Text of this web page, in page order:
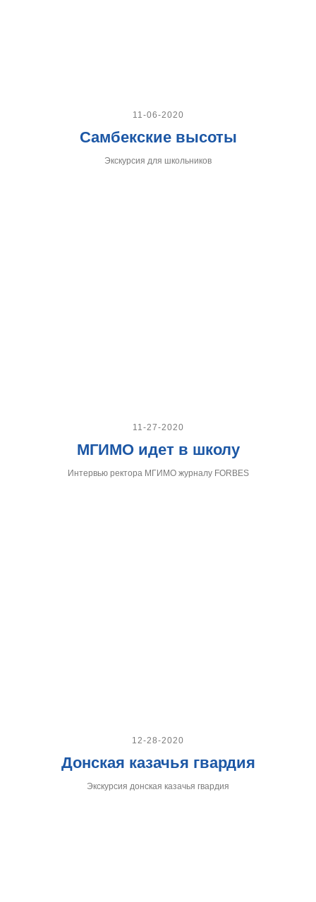
11-06-2020
Самбекские высоты
Экскурсия для школьников
11-27-2020
МГИМО идет в школу
Интервью ректора МГИМО журналу FORBES
12-28-2020
Донская казачья гвардия
Экскурсия донская казачья гвардия